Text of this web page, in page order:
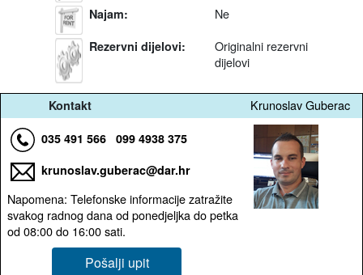
Najam: Ne
Rezervni dijelovi:
Originalni rezervni
dijelovi
Kontakt Krunoslav Guberac
035 491 566 099 4938 375
krunoslav.guberac@dar.hr
Napomena: Telefonske informacije zatražite
svakog radnog dana od ponedjeljka do petka
od 08:00 do 16:00 sati.
Pošalji upit